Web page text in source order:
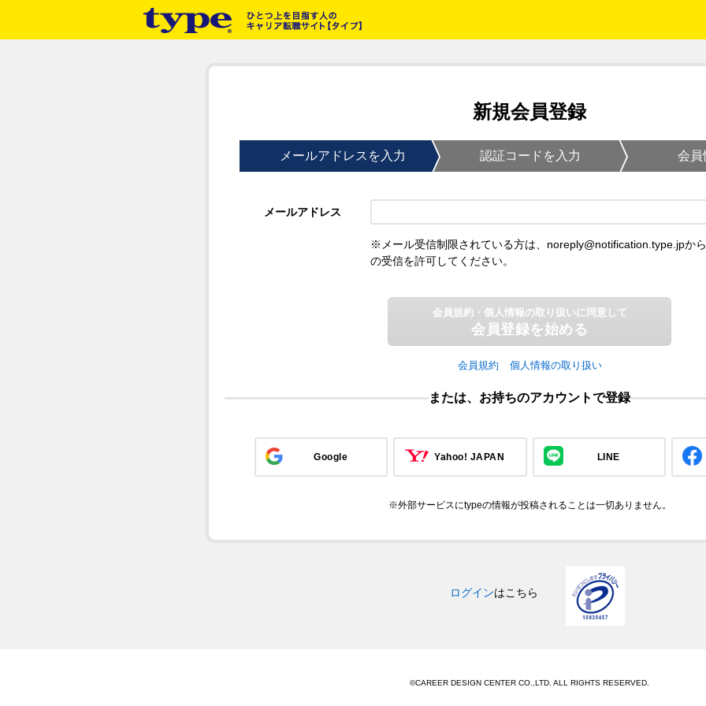
新規会員登録
メールアドレスを入力 認証コードを入力 会員
メールアドレス
※メール受信制限されている方は、noreply@notification.type.jpから
の受信を許可してください。
会員規約・個人情報の取り扱いに同意して
会員登録を始める
会員規約 個人情報の取り扱い
または、お持ちのアカウントで登録
Google Yahoo! JAPAN LINE
※外部サービスにtypeの情報が投稿されることは一切ありません。
ログインはこちら
©CAREER DESIGN CENTER CO.,LTD. ALL RIGHTS RESERVED.